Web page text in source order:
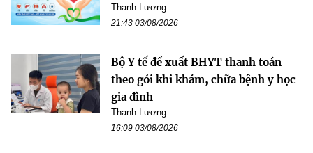
Thanh Lương
21:43 03/08/2026
Bộ Y tế đề xuất BHYT thanh toán
theo gói khi khám, chữa bệnh y học
gia đình
Thanh Lương
16:09 03/08/2026